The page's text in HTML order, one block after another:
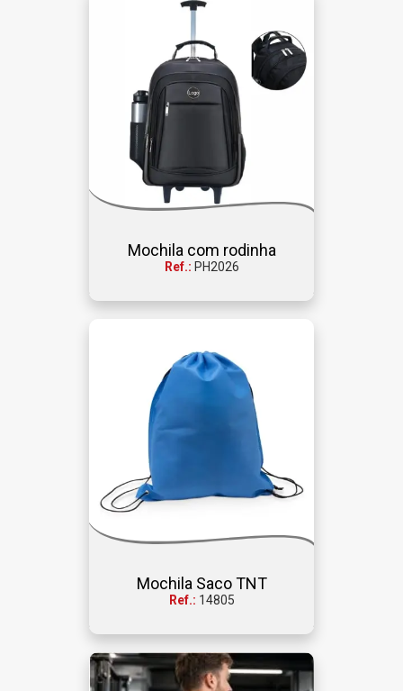
Mochila com rodinha
Ref.: PH2026
Mochila Saco TNT
Ref.: 14805